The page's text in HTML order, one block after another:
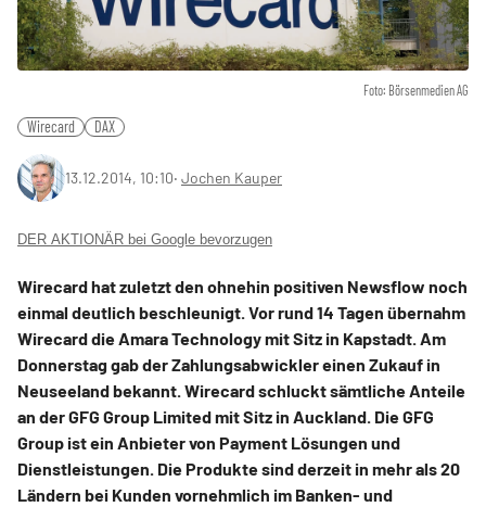
Foto: Börsenmedien AG
Wirecard DAX
13.12.2014, 10:10‧ Jochen Kauper
DER AKTIONÄR bei Google bevorzugen
Wirecard hat zuletzt den ohnehin positiven Newsflow noch
einmal deutlich beschleunigt. Vor rund 14 Tagen übernahm
Wirecard die Amara Technology mit Sitz in Kapstadt. Am
Donnerstag gab der Zahlungsabwickler einen Zukauf in
Neuseeland bekannt. Wirecard schluckt sämtliche Anteile
an der GFG Group Limited mit Sitz in Auckland. Die GFG
Group ist ein Anbieter von Payment Lösungen und
Dienstleistungen. Die Produkte sind derzeit in mehr als 20
Ländern bei Kunden vornehmlich im Banken- und